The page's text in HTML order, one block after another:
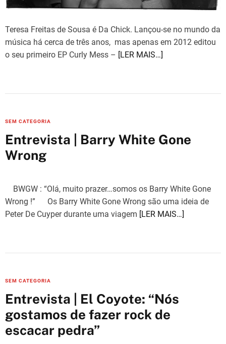
Teresa Freitas de Sousa é Da Chick. Lançou-se no mundo da
música há cerca de três anos, mas apenas em 2012 editou
o seu primeiro EP Curly Mess – [LER MAIS…]
C
a
t
e
SEM CATEGORIA
Entrevista | Barry White Gone
Wrong
BWGW : “Olá, muito prazer…somos os Barry White Gone
Wrong !” Os Barry White Gone Wrong são uma ideia de
Peter De Cuyper durante uma viagem [LER MAIS…]
C
a
t
e
g
SEM CATEGORIA
Entrevista | El Coyote: “Nós
gostamos de fazer rock de
escacar pedra”